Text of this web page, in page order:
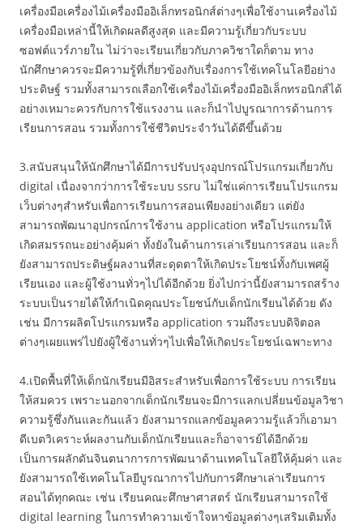
เครื่องมือเครื่องไม้เครื่องมืออิเล็กทรอนิกส์ต่างๆเพื่อใช้งานเครื่องไม้
เครื่องมือเหล่านี้ให้เกิดผลดีสูงสุด และมีความรู้เกี่ยวกับระบบ
ซอฟต์แวร์ภายใน ไม่ว่าจะเรียนเกี่ยวกับภาควิชาใดก็ตาม ทาง
นักศึกษาควรจะมีความรู้ที่เกี่ยวข้องกับเรื่องการใช้เทคโนโลยีอย่าง
ประดิษฐ์ รวมทั้งสามารถเลือกใช้เครื่องไม้เครื่องมืออิเล็กทรอนิกส์ได้
อย่างเหมาะควรกับการใช้แรงงาน และก็นำไปบูรณาการด้านการ
เรียนการสอน รวมทั้งการใช้ชีวิตประจำวันได้ดีขึ้นด้วย
3.สนับสนุนให้นักศึกษาได้มีการปรับปรุงอุปกรณ์โปรแกรมเกี่ยวกับ
digital เนื่องจากว่าการใช้ระบบ ssru ไม่ใช่แค่การเรียนโปรแกรม
เว็บต่างๆสำหรับเพื่อการเรียนการสอนเพียงอย่างเดียว แต่ยัง
สามารถพัฒนาอุปกรณ์การใช้งาน application หรือโปรแกรมให้
เกิดสมรรถนะอย่างคุ้มค่า ทั้งยังในด้านการเล่าเรียนการสอน และก็
ยังสามารถประดิษฐ์ผลงานที่สะดุดตาให้เกิดประโยชน์ทั้งกับเพศผู้
เรียนเอง และผู้ใช้งานทั่วๆไปได้อีกด้วย ยิ่งไปกว่านี้ยังสามารถสร้าง
ระบบเป็นรายได้ให้กำเนิดคุณประโยชน์กับเด็กนักเรียนได้ด้วย ดัง
เช่น มีการผลิตโปรแกรมหรือ application รวมถึงระบบดิจิตอล
ต่างๆเผยแพร่ไปยังผู้ใช้งานทั่วๆไปเพื่อให้เกิดประโยชน์เฉพาะทาง
4.เปิดพื้นที่ให้เด็กนักเรียนมีอิสระสำหรับเพื่อการใช้ระบบ การเรียน
ให้สมควร เพราะนอกจากเด็กนักเรียนจะมีการแลกเปลี่ยนข้อมูลวิชา
ความรู้ซึ่งกันและกันแล้ว ยังสามารถแลกข้อมูลความรู้แล้วก็เอามา
ดีเบตวิเคราะห์ผลงานกับเด็กนักเรียนและก็อาจารย์ได้อีกด้วย
เป็นการผลักดันจินตนาการการพัฒนาด้านเทคโนโลยีให้คุ้มค่า และ
ยังสามารถใช้เทคโนโลยีบูรณาการไปกับการศึกษาเล่าเรียนการ
สอนได้ทุกคณะ เช่น เรียนคณะศึกษาศาสตร์ นักเรียนสามารถใช้
digital learning ในการทำความเข้าใจหาข้อมูลต่างๆเสริมเติมทั้ง